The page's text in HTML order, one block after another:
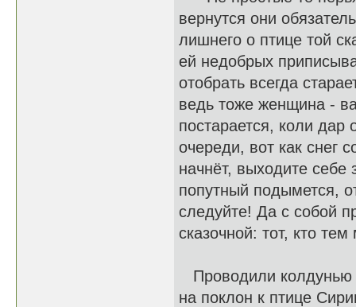
вернутся они
лишнего о птице той
ей недобрых
отобрать всегда
ведь тоже женщина -
постарается, коли
очереди, вот как снег
начнёт, выходите себе
попутный подымется,
следуйте! Да с собой
сказочной: тот, кто
Проводили
на поклон к птице